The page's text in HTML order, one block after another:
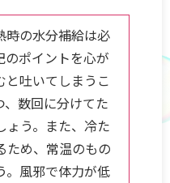
時の水分補給は必
のポイントを心が
と吐いてしまうこ
、数回に分けてた
ょう。また、冷た
ため、常温のもの
。風邪で体力が低